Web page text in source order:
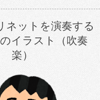
ネットを演奏する
イラスト（吹奏
楽）